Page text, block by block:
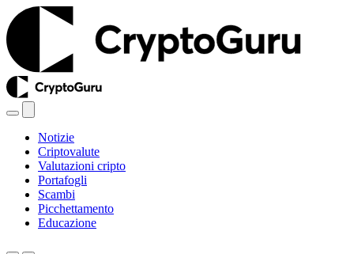
Notizie
Criptovalute
Valutazioni cripto
Portafogli
Scambi
Picchettamento
Educazione